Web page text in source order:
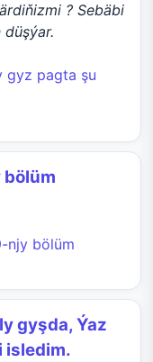
? Sebäbi
gyz pagta şu
njy bölüm
gyşda, Ýaz
isledim.